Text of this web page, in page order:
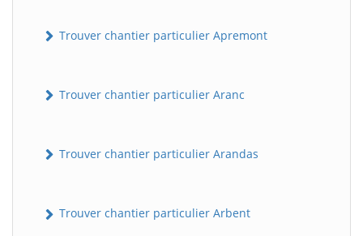
Trouver chantier particulier Apremont
Trouver chantier particulier Aranc
Trouver chantier particulier Arandas
Trouver chantier particulier Arbent